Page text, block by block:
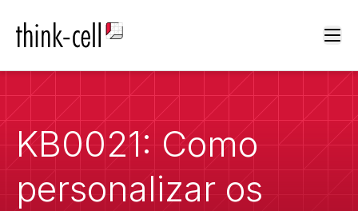
KB0021: Como
personalizar os